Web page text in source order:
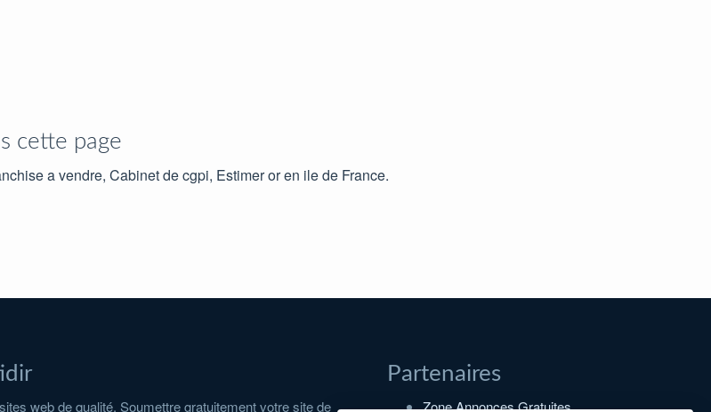
cette page
a vendre, Cabinet de cgpi, Estimer or en ile de France.
web de qualité. Soumettre gratuitement votre site de
Partenaires
Zone Annonces Gratuites